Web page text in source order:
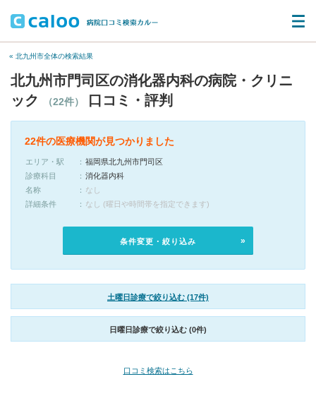
« 北九州市全体の検索結果
北九州市門司区の消化器内科の病院・クリニ
ック
（22件） 口コミ・評判
22件の医療機関が見つかりました
エリア・駅
福岡県北九州市門司区
診療科目
消化器内科
名称
なし
詳細条件
なし (曜日や時間帯を指定できます)
条件変更・絞り込み
土曜日診療で絞り込む (17件)
日曜日診療で絞り込む (0件)
口コミ検索はこちら